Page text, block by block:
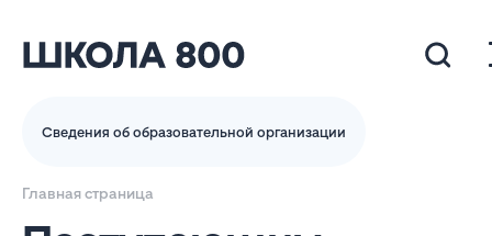
Сведения об образовательной организации
Главная страница